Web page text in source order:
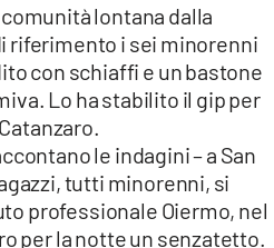
lontana dalla
riferimento i sei minorenni
con schiaffi e un bastone
Lo ha stabilito il gip per
le indagini – a San
tutti minorenni, si
professionale Oiermo, nel
per la notte un senzatetto.